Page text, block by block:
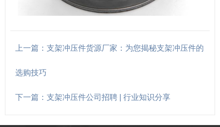
上一篇：支架冲压件货源厂家：为您揭秘支架冲压件的
选购技巧
下一篇：支架冲压件公司招聘 | 行业知识分享